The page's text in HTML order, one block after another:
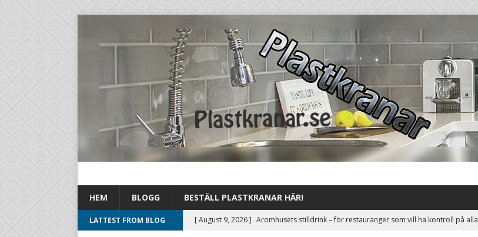
HEM BLOGG BESTÄLL PLASTKRANAR HÄR!
LATTEST FROM BLOG [ August 9, 2026 ] Aromhusets stilldrink – för restauranger som vill ha kontroll på alla